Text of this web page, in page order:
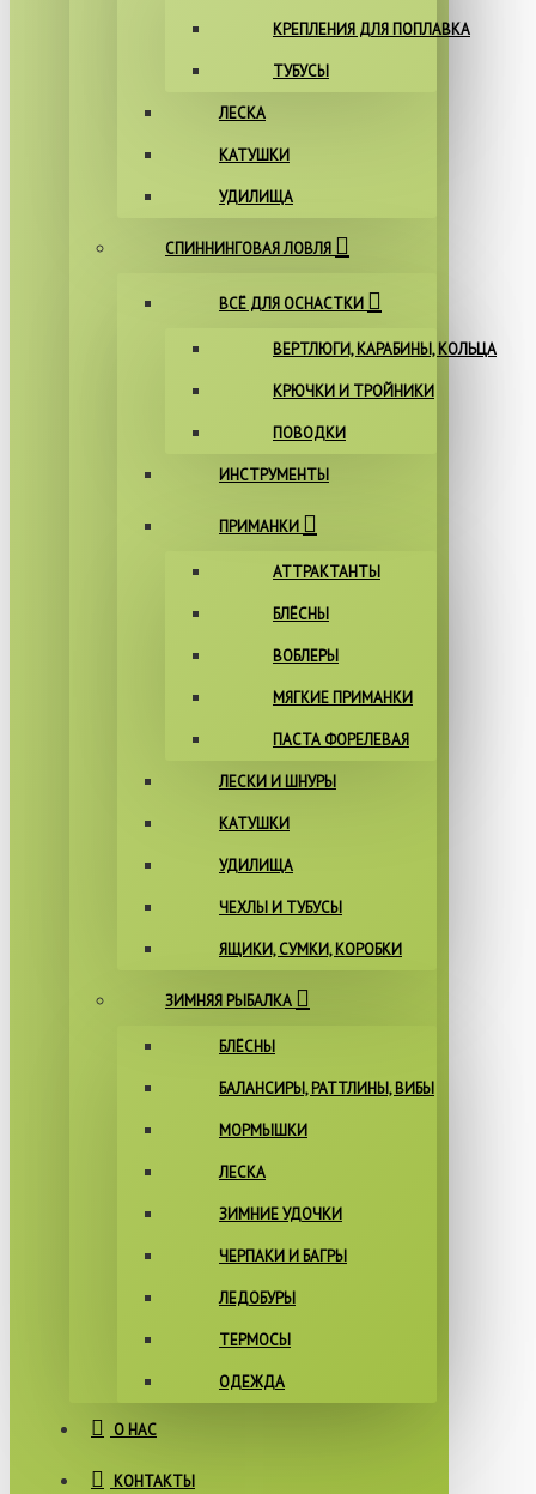
КРЕПЛЕНИЯ ДЛЯ ПОПЛАВКА
ТУБУСЫ
ЛЕСКА
КАТУШКИ
УДИЛИЩА
СПИННИНГОВАЯ ЛОВЛЯ
ВСЁ ДЛЯ ОСНАСТКИ
ВЕРТЛЮГИ, КАРАБИНЫ, КОЛЬЦА
КРЮЧКИ И ТРОЙНИКИ
ПОВОДКИ
ИНСТРУМЕНТЫ
ПРИМАНКИ
АТТРАКТАНТЫ
БЛЁСНЫ
ВОБЛЕРЫ
МЯГКИЕ ПРИМАНКИ
ПАСТА ФОРЕЛЕВАЯ
ЛЕСКИ И ШНУРЫ
КАТУШКИ
УДИЛИЩА
ЧЕХЛЫ И ТУБУСЫ
ЯЩИКИ, СУМКИ, КОРОБКИ
ЗИМНЯЯ РЫБАЛКА
БЛЁСНЫ
БАЛАНСИРЫ, РАТТЛИНЫ, ВИБЫ
МОРМЫШКИ
ЛЕСКА
ЗИМНИЕ УДОЧКИ
ЧЕРПАКИ И БАГРЫ
ЛЕДОБУРЫ
ТЕРМОСЫ
ОДЕЖДА
О НАС
КОНТАКТЫ